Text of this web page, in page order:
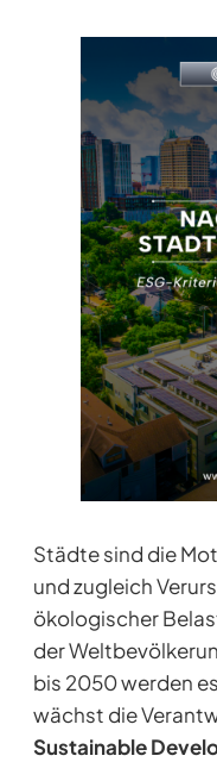
Städte sind die
und zugleich
ökologischer
der
bis 2050 werden
wächst die
Sustainable